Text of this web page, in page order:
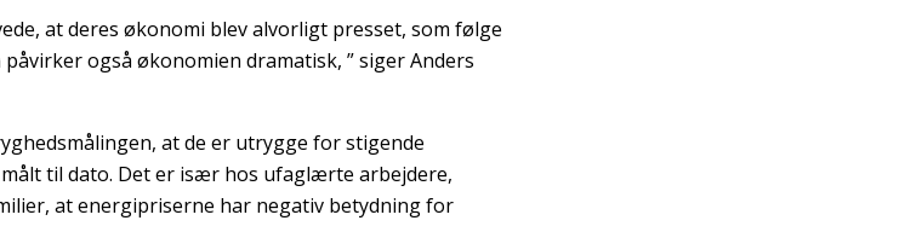
at deres økonomi blev alvorligt presset, som følge
også økonomien dramatisk, ” siger Anders
at de er utrygge for stigende
til dato. Det er især hos ufaglærte arbejdere,
at energipriserne har negativ betydning for